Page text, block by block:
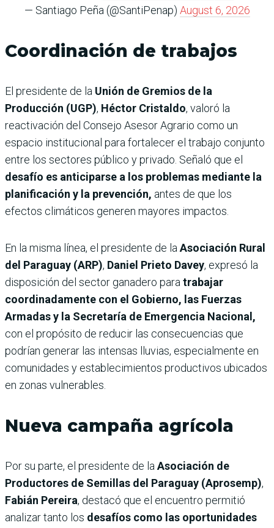
— Santiago Peña (@SantiPenap) August 6, 2026
Coordinación de trabajos
El presidente de la Unión de Gremios de la
Producción (UGP), Héctor Cristaldo, valoró la
reactivación del Consejo Asesor Agrario como un
espacio institucional para fortalecer el trabajo conjunto
entre los sectores público y privado. Señaló que el
desafío es anticiparse a los problemas mediante la
planificación y la prevención, antes de que los
efectos climáticos generen mayores impactos.
En la misma línea, el presidente de la Asociación Rural
del Paraguay (ARP), Daniel Prieto Davey, expresó la
disposición del sector ganadero para trabajar
coordinadamente con el Gobierno, las Fuerzas
Armadas y la Secretaría de Emergencia Nacional,
con el propósito de reducir las consecuencias que
podrían generar las intensas lluvias, especialmente en
comunidades y establecimientos productivos ubicados
en zonas vulnerables.
Nueva campaña agrícola
Por su parte, el presidente de la Asociación de
Productores de Semillas del Paraguay (Aprosemp),
Fabián Pereira, destacó que el encuentro permitió
analizar tanto los desafíos como las oportunidades